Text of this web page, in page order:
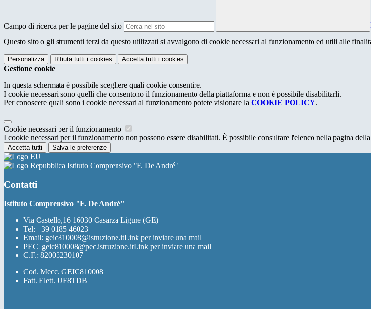
Campo di ricerca per le pagine del sito
.
Questo sito o gli strumenti terzi da questo utilizzati si avvalgono di cookie necessari al funzionamento ed utili alle
Personalizza Rifiuta tutti i cookies Accetta tutti i cookies
Gestione cookie
In questa schermata è possibile scegliere quali cookie consentire.
I cookie necessari sono quelli che consentono il funzionamento della piattaforma e non è possibile disabilitarli.
Per conoscere quali sono i cookie necessari al funzionamento potete visionare la COOKIE POLICY.
Cookie necessari per il funzionamento
I cookie necessari per il funzionamento non possono essere disabilitati. È possibile consultare l'elenco nella pagina
Accetta tutti Salva le preferenze
Istituto Comprensivo "F. De André"
Contatti
Istituto Comprensivo "F. De André"
Via Castello,16 16030 Casarza Ligure (GE)
Tel: +39 0185 46023
Email: geic810008@istruzione.itLink per inviare una mail
PEC: geic810008@pec.istruzione.itLink per inviare una mail
C.F.: 82003230107
Cod. Mecc. GEIC810008
Fatt. Elett. UF8TDB